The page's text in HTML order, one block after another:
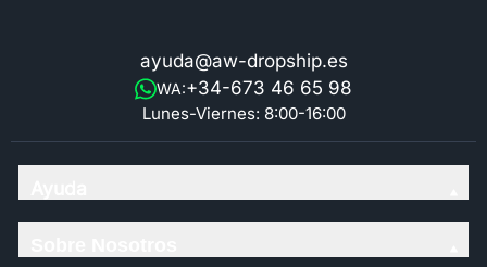
ayuda@aw-dropship.es
WA:+34-673 46 65 98
Lunes-Viernes: 8:00-16:00